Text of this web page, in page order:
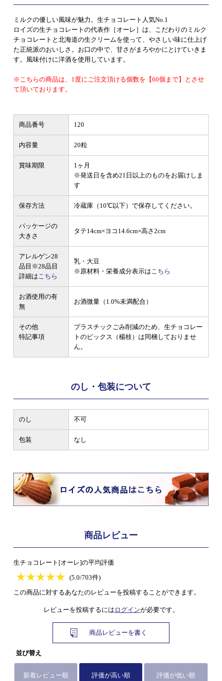
ミルクの優しい風味が魅力。生チョコレート人気No.1
ロイズの生チョコレートの代表作［オーレ］は、こだわりのミルク
チョコレートと北海道の生クリームを使って、やさしい味に仕上げ
た正統派のおいしさ。お口の中で、甘さがまろやかにとけていきま
す。風味付けに洋酒を使用しています。
※こちらの商品は、1度にご注文頂ける個数を【60個まで】とさせ
て頂いております。
商品番号 120
内容量 20粒
賞味期限
1ヶ月
※発送日を含め21日以上のものをお届けしま
す
保存方法 冷蔵庫（10℃以下）で保存してください。
パッケージの
大きさ
タテ14cm×ヨコ14.6cm×高さ2cm
アレルゲン28
品目 ※28品目
詳細はこちら
乳・大豆
※原材料・栄養成分表示はこちら
お酒使用の有
無
お酒微量（1.0%未満配合）
その他
特記事項
プラスチックごみ削減のため、生チョコレー
トのピックス（楊枝）は同梱しておりませ
ん。
のし・包装について
のし 不可
包装 なし
商品レビュー
生チョコレート[オーレ]の平均評価
★★★★★
★★★★★
(5.0/703件)
この商品に対するあなたのレビューを投稿することができます。
レビューを投稿するには ログインが必要です。
商品レビューを書く
並び替え
新着レビュー順 評価が高い順 評価が低い順